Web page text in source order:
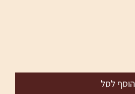
הוסף לסל